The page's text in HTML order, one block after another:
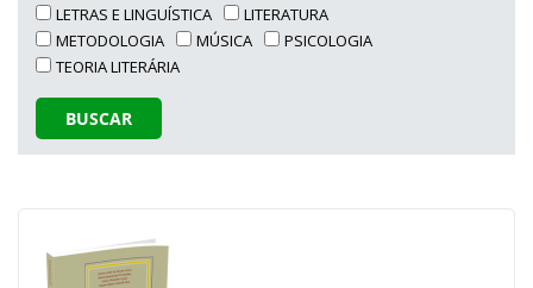
LETRAS E LINGUÍSTICA
LITERATURA
METODOLOGIA
MÚSICA
PSICOLOGIA
TEORIA LITERÁRIA
BUSCAR